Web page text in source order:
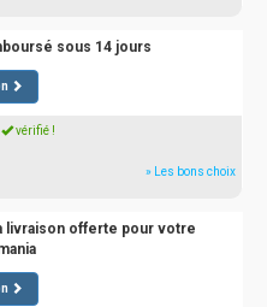
sous 14 jours
vérifié !
» Les bons choix
livraison offerte pour votre